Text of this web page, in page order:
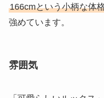
166cmという小柄な体
強めています。
雰囲気